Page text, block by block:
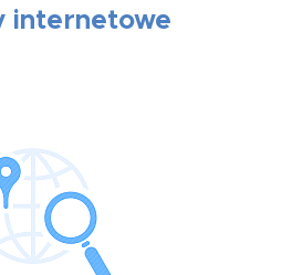
internetowe